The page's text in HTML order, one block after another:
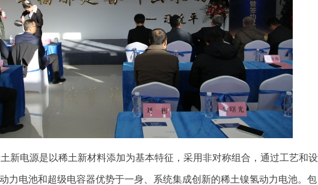
新电源是以稀土新材料添加为基本特征，采用非对称组合，通过工艺和设
力电池和超级电容器优势于一身、系统集成创新的稀土镍氢动力电池。包